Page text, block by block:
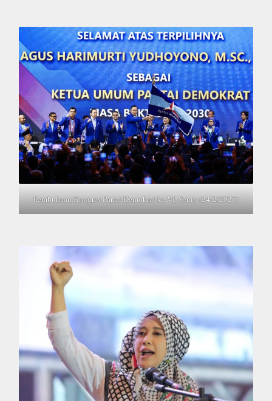
Pembukaan Kongres Partai Demokrat ke VI, Senin (24/2/2025)